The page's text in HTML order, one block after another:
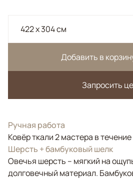
422 x 304 см
Добавить в
Запросить
Ручная работа
Ковёр ткали 2 мастера в
Шерсть + бамбуковый шелк
Овечья шерсть – мягкий на
долговечный материал.